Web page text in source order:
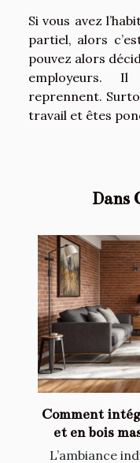
Si vous avez
partiel, alors
pouvez alors
employeurs.
reprennent.
travail et êtes
Dans
Comment
et en bois
L’ambiance